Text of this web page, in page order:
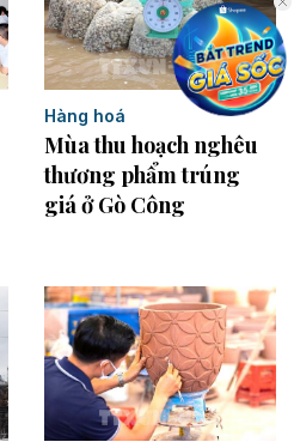
Hàng hoá
Mùa thu hoạch nghêu
thương phẩm trúng
giá ở Gò Công